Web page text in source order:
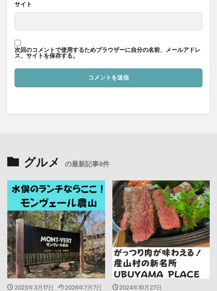
サイト
次回のコメントで使用するためブラウザーに自分の名前、メールアドレ
ス、サイトを保存する。
グルメ の最新記事8件
2025年3月17日
2026年7月7日
2024年10月27日